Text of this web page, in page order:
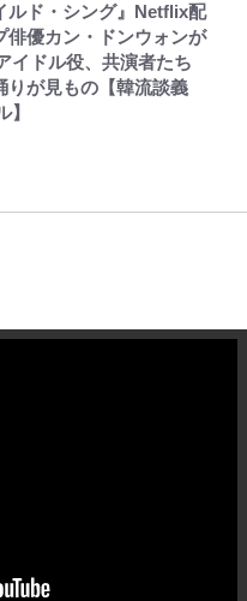
ルド・シング』Netflix配
俳優カン・ドンウォンが
イドル役、共演者たち
りが見もの【韓流談義